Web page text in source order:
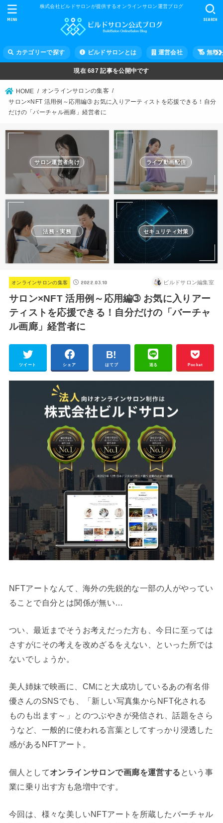
株式会社ビルドサロンが提供するオンラインサロン運営ブログ
カテゴリーで探す ビルドサロンとは 運営会社 無料
SEARCH
MENU
現在687 記事を公開中です
HOME
オンラインサロンの集客
サロン×NFT 活用例～応用編➂ お気に入りアーティストを応援できる！自分
だけの「バーチャル画廊」経営者に
サロン運営者向け ライブ動画配信
法務・実務 セキュリティ対策
オンラインサロンの集客 2022.03.10 ビルドサロン編集室
サロン×NFT 活用例～応用編➂ お気に入りアー
ティストを応援できる！自分だけの「バーチャ
ル画廊」経営者に
ツイート シェア はてブ 送る Pocket
NFTアートなんて、海外の先鋭的な一部の人がやってい
ることで自分とは関係が無い…
つい、最近までそうお考えだった方も、今日に至っては
さすがにその考えを改めざるをえない、といった所では
ないでしょうか。
美人姉妹で映画に、CMにと大成功しているあの有名俳
優さんのSNSでも、「新しい写真集からNFT化される
ものも出ます～」とのつぶやきが発信され、話題をさら
うなど、一般的に使われる言葉としてすっかり浸透した
感があるNFTアート。
個人としてオンラインサロンで画廊を運営する という事
業に乗り出す方も急増中です。
今回は、様々な美しいNFTアートを所蔵したバーチャル